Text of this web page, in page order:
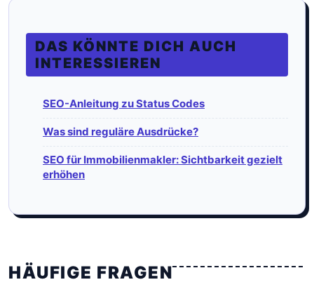
DAS KÖNNTE DICH AUCH
INTERESSIEREN
SEO-Anleitung zu Status Codes
Was sind reguläre Ausdrücke?
SEO für Immobilienmakler: Sichtbarkeit gezielt
erhöhen
HÄUFIGE FRAGEN